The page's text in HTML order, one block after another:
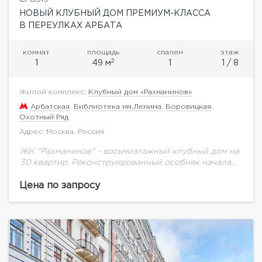
НОВЫЙ КЛУБНЫЙ ДОМ ПРЕМИУМ-КЛАССА
В ПЕРЕУЛКАХ АРБАТА
комнат
1
площадь
49 м2
спален
1
этаж
1 / 8
Жилой комплекс: Клубный дом «Рахманинов»
Арбатская Библиотека им.Ленина Боровицкая
Охотный Ряд
Адрес: Москва, Россия
ЖК "Рахманинов" - восьмиэтажный клубный дом на
30 квартир. Реконструированный особняк начала
историческом центре столицы считаются
Цена по запросу